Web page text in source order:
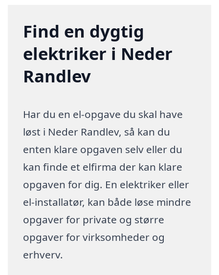
Find en dygtig
elektriker i Neder
Randlev
Har du en el-opgave du skal have
løst i Neder Randlev, så kan du
enten klare opgaven selv eller du
kan finde et elfirma der kan klare
opgaven for dig. En elektriker eller
el-installatør, kan både løse mindre
opgaver for private og større
opgaver for virksomheder og
erhverv.